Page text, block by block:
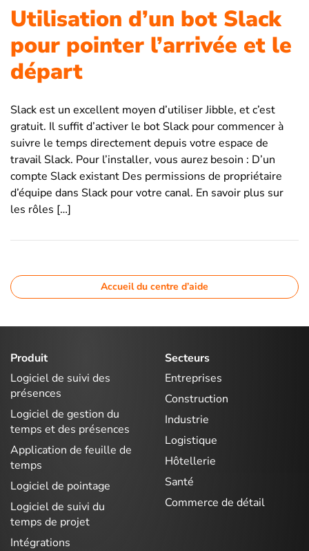
Utilisation d’un bot Slack
pour pointer l’arrivée et le
départ
Slack est un excellent moyen d’utiliser Jibble, et c’est
gratuit. Il suffit d’activer le bot Slack pour commencer à
suivre le temps directement depuis votre espace de
travail Slack. Pour l’installer, vous aurez besoin : D’un
compte Slack existant Des permissions de propriétaire
d’équipe dans Slack pour votre canal. En savoir plus sur
les rôles […]
Accueil du centre d’aide
Produit
Logiciel de suivi des
présences
Logiciel de gestion du
temps et des présences
Application de feuille de
temps
Logiciel de pointage
Logiciel de suivi du
temps de projet
Intégrations
Secteurs
Entreprises
Construction
Industrie
Logistique
Hôtellerie
Santé
Commerce de détail